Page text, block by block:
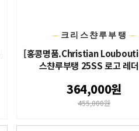
크리스챤루부탱
[홍콩명품.Christian
스챤루부탱 25SS 로고 레
364,000원
455,000원